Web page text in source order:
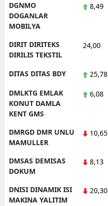
DGNMO
DOGANLAR
MOBILYA
8,49
DIRIT DIRITEKS
DIRILIS TEKSTIL
24,00
DITAS DITAS BDY 25,78
DMLKTG EMLAK
KONUT DAMLA
KENT GMS
6,08
DMRGD DMR UNLU
MAMULLER
10,65
DMSAS DEMISAS
DOKUM
8,13
DNISI DINAMIK ISI
MAKINA YALITIM
20,30